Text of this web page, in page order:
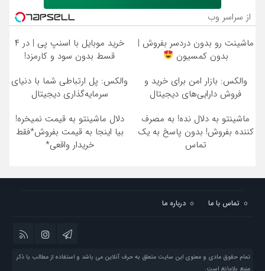
از سراسر وب
ماشینت رو بدون دردسر بفروش |
بدون کمسیون
خرید موبایل با اسنپ پی | در ۴
قسط بدون سود و کارمزد!
والکس: بازار امن برای خرید و
فروش دارایی‌های دیجیتال
والکس: پل ارتباطی شما با دنیای
سرمایه‌گذاری دیجیتال
ماشینتو به دلال نده! به مصرف
کننده بفروش! بدون پاسخ به یک
تماس
دلال ماشینتو به قیمت نمیخره!
بیا اینجا به قیمت بفروش*فقط
خریدار واقعی*
تماس با ما درباره ما
تمام حقوق مادی و معنوی این سایت متعلق به حرف آنلاین می باشد و استفاده از مطالب با ذکر
منبع بلامانع است.